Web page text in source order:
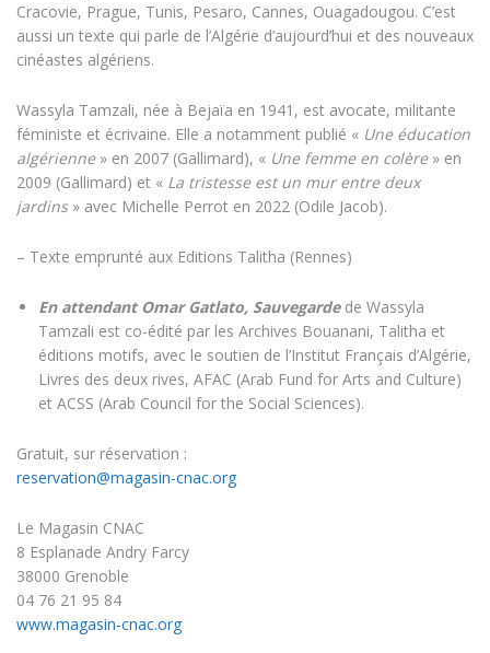
Cracovie, Prague, Tunis, Pesaro, Cannes, Ouagadougou. C’est
aussi un texte qui parle de l’Algérie d’aujourd’hui et des nouveaux
cinéastes algériens.
Wassyla Tamzali, née à Bejaïa en 1941, est avocate, militante
féministe et écrivaine. Elle a notamment publié « Une éducation
algérienne» en 2007 (Gallimard), « Une femme en colère» en
2009 (Gallimard) et « La tristesse est un mur entre deux
jardins» avec Michelle Perrot en 2022 (Odile Jacob).
– Texte emprunté aux Editions Talitha (Rennes)
En attendant Omar Gatlato, Sauvegardede Wassyla
Tamzali est co-édité par les Archives Bouanani, Talitha et
éditions motifs, avec le soutien de l’Institut Français d’Algérie,
Livres des deux rives, AFAC (Arab Fund for Arts and Culture)
et ACSS (Arab Council for the Social Sciences).
Gratuit, sur réservation :
reservation@magasin-cnac.org
Le Magasin CNAC
8 Esplanade Andry Farcy
38000 Grenoble
04 76 21 95 84
www.magasin-cnac.org